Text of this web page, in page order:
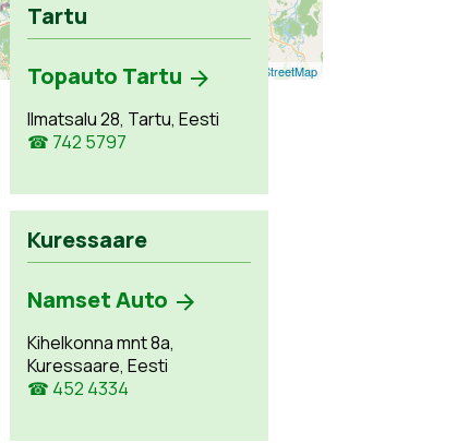
Leaflet OpenStreetMap
Tartu
Topauto Tartu
Ilmatsalu 28, Tartu, Eesti
☎ 742 5797
Kuressaare
Namset Auto
Kihelkonna mnt 8a,
Kuressaare, Eesti
☎ 452 4334